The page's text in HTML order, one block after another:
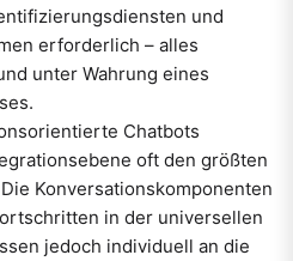
und
erforderlich – alles
unter Wahrung eines
Chatbots
oft den größten
Konversationskomponenten
in der universellen
jedoch individuell an die